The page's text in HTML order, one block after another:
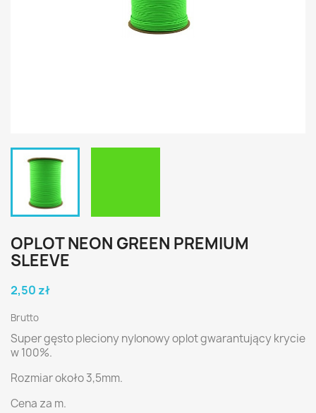
OPLOT NEON GREEN PREMIUM
SLEEVE
2,50 zł
Brutto
Super gęsto pleciony nylonowy oplot gwarantujący krycie
w 100%.
Rozmiar około 3,5mm.
Cena za m.